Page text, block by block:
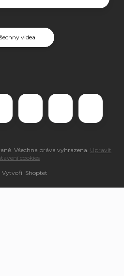
videa
Vytvořil Shoptet
. Všechna práva vyhrazena. Upravit
cookies